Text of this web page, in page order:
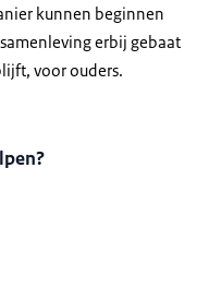
kunnen beginnen
erbij gebaat
voor ouders.